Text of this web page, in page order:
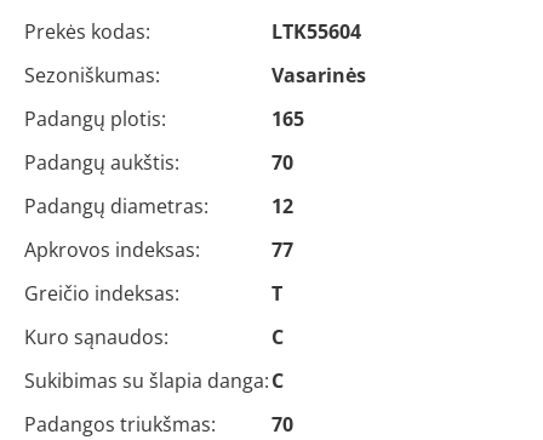
Prekės kodas:
LTK55604
Sezoniškumas:
Vasarinės
Padangų plotis:
165
Padangų aukštis:
70
Padangų diametras:
12
Apkrovos indeksas:
77
Greičio indeksas:
T
Kuro sąnaudos:
C
Sukibimas su šlapia danga:C
Padangos triukšmas:
70